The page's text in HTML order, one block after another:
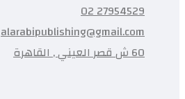
27954529 02
alarabipublishing@gmail.com
60 ش قصر العيني , القاهرة